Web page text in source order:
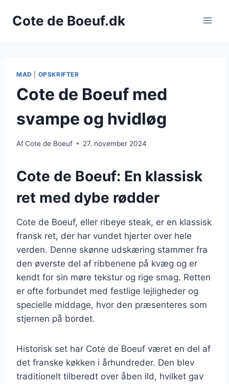
Cote de Boeuf.dk
MAD OPSKRIFTER
Cote de Boeuf med
svampe og hvidløg
AfCote de Boeuf 27. november 2024
Cote de Boeuf: En klassisk
ret med dybe rødder
Cote de Boeuf, eller ribeye steak, er en klassisk
fransk ret, der har vundet hjerter over hele
verden. Denne skønne udskæring stammer fra
den øverste del af ribbenene på kvæg og er
kendt for sin møre tekstur og rige smag. Retten
er ofte forbundet med festlige lejligheder og
specielle middage, hvor den præsenteres som
stjernen på bordet.
Historisk set har Cote de Boeuf været en del af
det franske køkken i århundreder. Den blev
traditionelt tilberedt over åben ild, hvilket gav